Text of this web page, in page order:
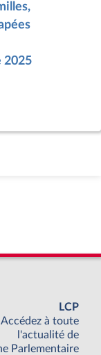
2025
LCP
Accédez à toute
l'actualité de
Parlementaire